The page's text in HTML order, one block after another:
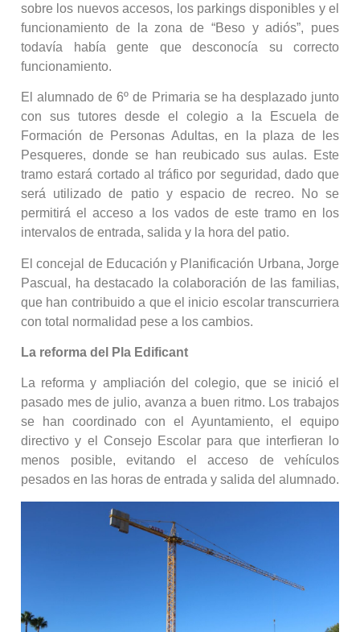
sobre los nuevos accesos, los parkings disponibles y el
funcionamiento de la zona de “Beso y adiós”, pues
todavía había gente que desconocía su correcto
funcionamiento.
El alumnado de 6º de Primaria se ha desplazado junto
con sus tutores desde el colegio a la Escuela de
Formación de Personas Adultas, en la plaza de les
Pesqueres, donde se han reubicado sus aulas. Este
tramo estará cortado al tráfico por seguridad, dado que
será utilizado de patio y espacio de recreo. No se
permitirá el acceso a los vados de este tramo en los
intervalos de entrada, salida y la hora del patio.
El concejal de Educación y Planificación Urbana, Jorge
Pascual, ha destacado la colaboración de las familias,
que han contribuido a que el inicio escolar transcurriera
con total normalidad pese a los cambios.
La reforma del Pla Edificant
La reforma y ampliación del colegio, que se inició el
pasado mes de julio, avanza a buen ritmo. Los trabajos
se han coordinado con el Ayuntamiento, el equipo
directivo y el Consejo Escolar para que interfieran lo
menos posible, evitando el acceso de vehículos
pesados en las horas de entrada y salida del alumnado.